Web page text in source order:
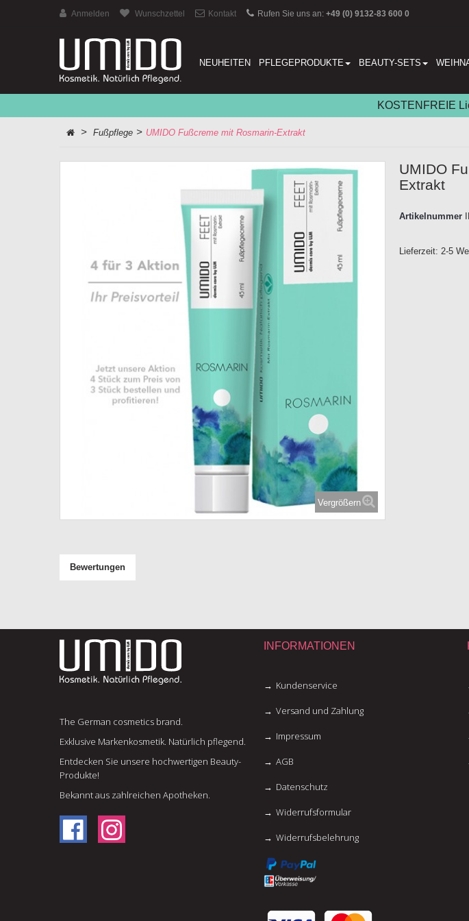
Anmelden Wunschzettel Kontakt Rufen Sie uns an: +49 (0) 9132-83 600 0
NEUHEITEN PFLEGEPRODUKTE BEAUTY-SETS
KOSTENFREIE
> Fußpflege > UMIDO Fußcreme mit Rosmarin-Extrakt
Vergrößern
UMIDO
Extrakt
Artikelnummer
Lieferzeit: 2-5
Bewertungen
The German cosmetics brand.
Exklusive Markenkosmetik. Natürlich pflegend.
Entdecken Sie unsere hochwertigen Beauty-
Produkte!
Bekannt aus zahlreichen Apotheken.
INFORMATIONEN
Kundenservice
Versand und Zahlung
Impressum
AGB
Datenschutz
Widerrufsformular
Widerrufsbelehrung